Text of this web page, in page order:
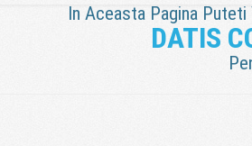
In Aceasta Pagina
DATIS